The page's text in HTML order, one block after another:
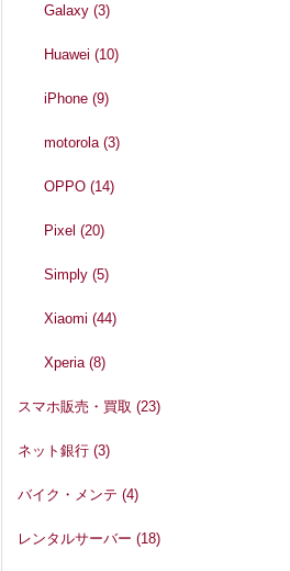
Galaxy(3)
Huawei(10)
iPhone(9)
motorola(3)
OPPO(14)
Pixel(20)
Simply(5)
Xiaomi(44)
Xperia(8)
スマホ販売・買取 (23)
ネット銀行 (3)
バイク・メンテ (4)
レンタルサーバー (18)